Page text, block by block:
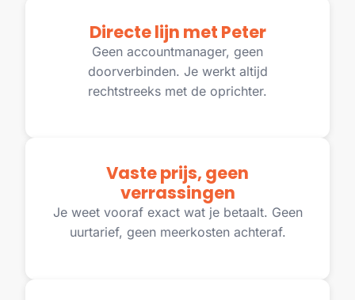
Directe lijn met Peter
Geen accountmanager, geen
doorverbinden. Je werkt altijd
rechtstreeks met de oprichter.
Vaste prijs, geen
verrassingen
Je weet vooraf exact wat je betaalt. Geen
uurtarief, geen meerkosten achteraf.